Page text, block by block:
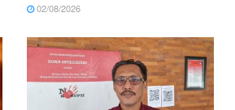
02/08/2026